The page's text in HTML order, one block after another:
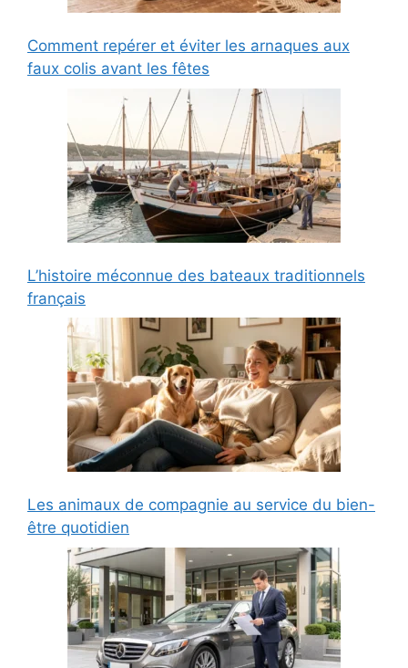
Comment repérer et éviter les arnaques aux
faux colis avant les fêtes
L’histoire méconnue des bateaux traditionnels
français
Les animaux de compagnie au service du bien-
être quotidien